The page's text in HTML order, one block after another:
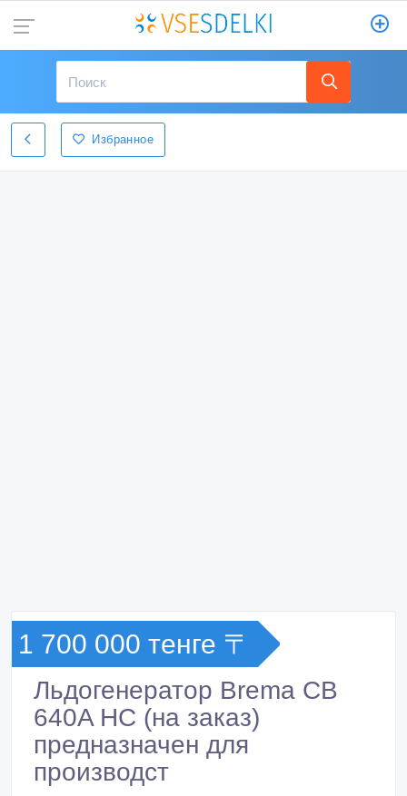
Избранное
1 700 000 тенге 〒
Льдогенератор Brema CB
640A HC (на заказ)
предназначен для
производст